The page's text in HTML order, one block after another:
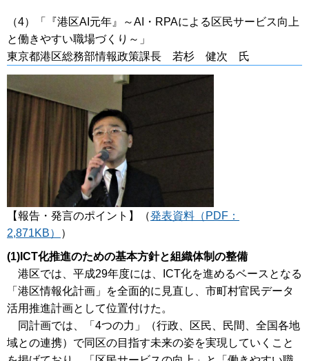
（4）「『港区AI元年』～AI・RPAによる区民サービス向上
と働きやすい職場づくり～」
東京都港区総務部情報政策課長 若杉 健次 氏
【報告・発言のポイント】（発表資料（PDF：
2,871KB）
）
(1)ICT化推進のための基本方針と組織体制の整備
港区では、平成29年度には、ICT化を進めるベースとなる
「港区情報化計画」を全面的に見直し、市町村官民データ
活用推進計画として位置付けた。
同計画では、「4つの力」（行政、区民、民間、全国各地
域との連携）で同区の目指す未来の姿を実現していくこと